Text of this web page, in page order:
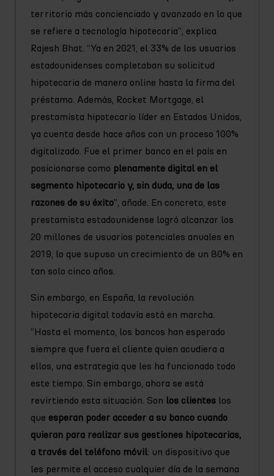
territorio más concienciado y avanzado en lo que
se refiere a tecnología hipotecaria”, explica
Rajesh Bhat. “Ya en 2021, el 33% de los usuarios
estadounidenses completaban su solicitud
hipotecaria de manera online hasta la firma del
préstamo. Además, Rocket Mortgage, el
prestamista hipotecario líder en Estados Unidos,
ya cuenta desde hace años con un proceso 100%
digitalizado. Fue el primer banco en el país en
posicionarse como plenamente digital en el
segmento hipotecario y, sin duda, una de las
razones de su éxito”, añade. En concreto, este
prestamista estadounidense logró alcanzar los
20 millones de usuarios potenciales anuales en
2019, lo que supuso un crecimiento de un 80% en
tan solo cinco años.
Sin embargo, en España, la revolución
hipotecaria digital todavía está en marcha.
“Hasta el momento, los bancos han esperado
siempre que fuera el cliente quien acudiera a
ellos, una estrategia que les ha funcionado todo
este tiempo. Sin embargo, ahora se está
revirtiendo esta situación. Son los clientes los
que esperan poder acceder a su banco cuando
quieran para realizar sus gestiones hipotecarias,
a través del teléfono móvil: un dispositivo que
les permite el acceso cualquier día de la semana